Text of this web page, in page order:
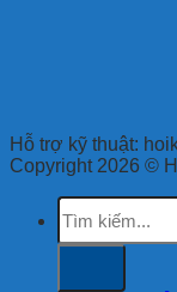
Hỗ trợ kỹ thuật:
Copyright 2026 ©
Tìm
kiếm: